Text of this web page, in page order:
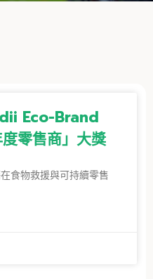
Eco-Brand
零售商」大獎
食物救援與可持續零售